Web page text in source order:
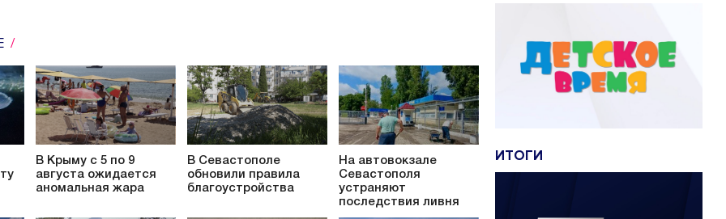
В Крыму с 5 по 9
августа ожидается
аномальная жара
В Севастополе
обновили правила
благоустройства
На автовокзале
Севастополя
устраняют
последствия ливня
ИТОГИ